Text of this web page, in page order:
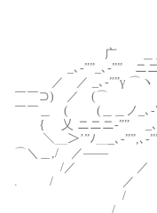
_､
＿＿___
广 ＿＿
_､-””_､-”” ニ
／ ／ _､-””γ
￣￣⊃) ／ (⌒
￣￣＿ ( (＿＿ノ
{ 乂 ニニニ-”” _
＼＿＞’”ﾉ＿_､-””,
⌒＼＿,/ ／
/／ ／ ／
. / ／
/ ／
. / ＿